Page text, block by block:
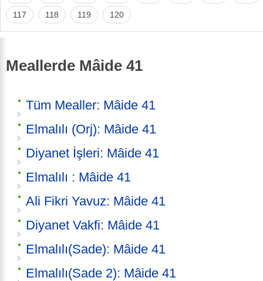
117 118 119 120
Meallerde Mâide 41
Tüm Mealler: Mâide 41
Elmalılı (Orj): Mâide 41
Diyanet İşleri: Mâide 41
Elmalılı : Mâide 41
Ali Fikri Yavuz: Mâide 41
Diyanet Vakfi: Mâide 41
Elmalılı(Sade): Mâide 41
Elmalılı(Sade 2): Mâide 41